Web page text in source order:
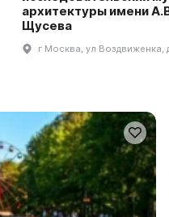
архитектуры имени
Щусева
г Москва, ул Воздвиженка,